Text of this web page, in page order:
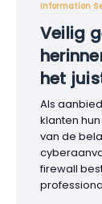
Information
Veilig
het
Als
klanten
van de
firewall